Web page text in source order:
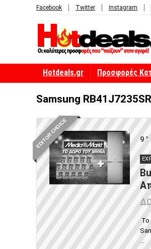
Facebook Twitter Instagram
Hotdeals.gr Προσφορές
Samsung RB41J7235SR
EDITOR CHOICE 9
Το